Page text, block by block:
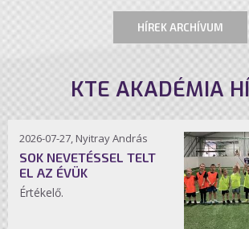
HÍREK ARCHÍVUM
KTE AKADÉMIA
2026-07-27, Nyitray András
SOK NEVETÉSSEL TELT
EL AZ ÉVÜK
Értékelő.